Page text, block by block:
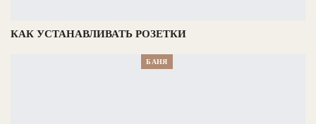
КАК УСТАНАВЛИВАТЬ РОЗЕТКИ
БАНЯ